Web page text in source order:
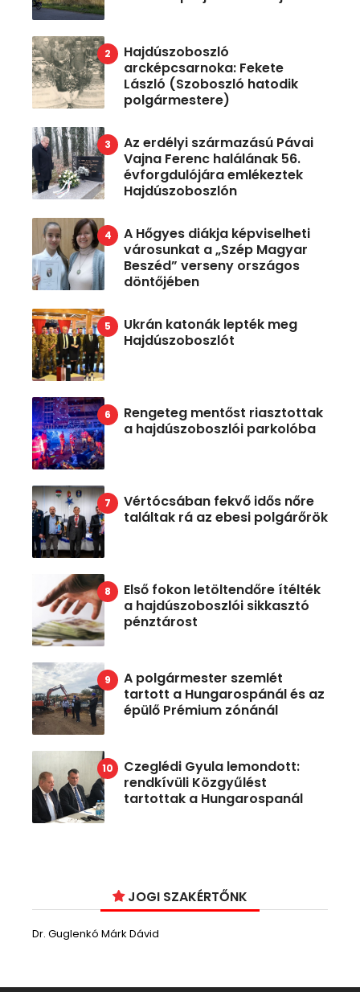
Hajdúszoboszló
arcképcsarnoka: Fekete
László (Szoboszló hatodik
polgármestere)
Az erdélyi származású Pávai
Vajna Ferenc halálának 56.
évforgdulójára emlékeztek
Hajdúszoboszlón
A Hőgyes diákja képviselheti
városunkat a „Szép Magyar
Beszéd” verseny országos
döntőjében
Ukrán katonák lepték meg
Hajdúszoboszlót
Rengeteg mentőst riasztottak
a hajdúszoboszlói parkolóba
Vértócsában fekvő idős nőre
találtak rá az ebesi polgárőrök
Első fokon letöltendőre ítélték
a hajdúszoboszlói sikkasztó
pénztárost
A polgármester szemlét
tartott a Hungarospánál és az
épülő Prémium zónánál
Czeglédi Gyula lemondott:
rendkívüli Közgyűlést
tartottak a Hungarospanál
JOGI SZAKÉRTŐNK
Dr. Guglenkó Márk Dávid